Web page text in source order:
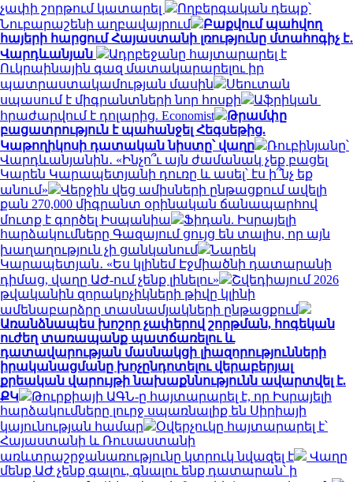
չափի շորթում կատարել
Ողբերգական դեպք՝
Նուբարաշենի աղբավայրում
Բաքվում պահվող
հայերի հարցում Հայաստանի լռությունը մտահոգիչ է․
Վարդևանյան
Ադրբեջանը հայտարարել է
Ուկրաինային գազ մատակարարելու իր
պատրաստակամության մասին
Սեուտան
սպասում է միգրանտների նոր հոսքի
Աֆրիկան ​​
հրաժարվում է դոլարից. Economist
Թրամփը
բացատրություն է պահանջել Հեգսեթից.
Կաթողիկոսի դատական նիստը՝ վաղը
Ռուբինյանը՝
Վարդևանյանին․ «Ինչո՞ւ այն ժամանակ չեք բացել
Կարեն Կարապետյանի դուռը և ասել՝ էս ի՞նչ եք
անում»
Վերջին վեց ամիսների ընթացքում ավելի
քան 270,000 միգրանտ օրինական ճանապարհով
մուտք է գործել Իսպանիա
Ֆիդան. Իսրայելի
հարձակումները Գազայում ցույց են տալիս, որ այն
խաղաղություն չի ցանկանում
Նարեկ
Կարապետյան․ «Ես կլինեմ Էջմիածնի դատարանի
դիմաց, վաղը ԱԺ-ում չենք լինելու»
Շվեդիայում 2026
թվականին զորակոչիկների թիվը կլինի
ամենաբարձրը տասնամյակների ընթացքում
Առանձնապես խոշոր չափերով շորթման, հոգեկան
ուժեղ տառապանք պատճառելու և
դատավարության մասնակցի լիազորությունների
իրականացմանը խոչընդոտելու վերաբերյալ
քրեական վարույթի նախաքննությունն ավարտվել է.
ՔԿ
Թուրքիայի ԱԳՆ-ը հայտարարել է, որ Իսրայելի
հարձակումները լուրջ սպառնալիք են Սիրիայի
կայունության համար
Օվերչուկը հայտարարել է՝
Հայաստանի և Ռուսաստանի
առևտրաշրջանառությունը կտրուկ նվազել է
Վաղը
մենք ԱԺ չենք գալու, գնալու ենք դատարան՝ ի